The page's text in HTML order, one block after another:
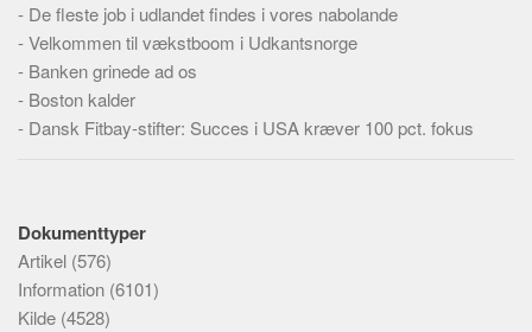
- De fleste job i udlandet findes i vores nabolande
-Velkommen til vækstboom i Udkantsnorge
- Banken grinede ad os
- Boston kalder
- Dansk Fitbay-stifter: Succes i USA kræver 100 pct. fokus
Dokumenttyper
Artikel (576)
Information (6101)
Kilde (4528)